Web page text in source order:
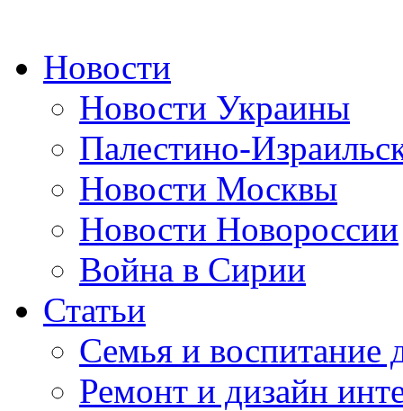
Новости
Новости Украины
Палестино-
Новости Москвы
Новости Новороссии
Война в Сирии
Статьи
Семья и воспитание
Ремонт и дизайн